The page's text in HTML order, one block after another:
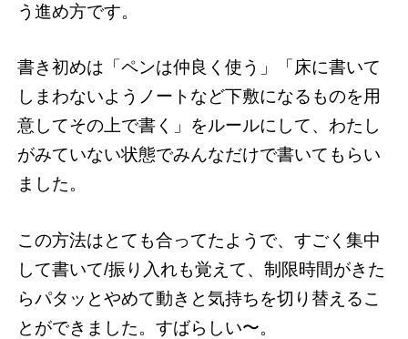
う進め方です。
書き初めは「ペンは仲良く使う」「床に書いて
しまわないようノートなど下敷になるものを用
意してその上で書く」をルールにして、わたし
がみていない状態でみんなだけで書いてもらい
ました。
この方法はとても合ってたようで、すごく集中
して書いて/振り入れも覚えて、制限時間がきた
らパタッとやめて動きと気持ちを切り替えるこ
とができました。すばらしい〜。